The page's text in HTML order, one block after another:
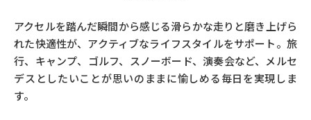
アクセルを踏んだ瞬間から感じる滑らかな走りと磨き上げら
れた快適性が、アクティブなライフスタイルをサポート。旅
行、キャンプ、ゴルフ、スノーボード、演奏会など、メルセ
デスとしたいことが思いのままに愉しめる毎日を実現しま
す。